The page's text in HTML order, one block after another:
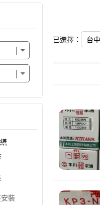
已選擇：
裝